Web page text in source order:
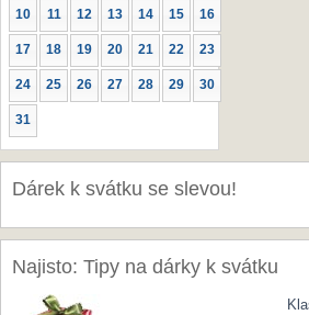
10 11 12 13 14 15 16
17 18 19 20 21 22 23
24 25 26 27 28 29 30
31
Dárek k svátku se slevou!
Najisto: Tipy na dárky k svátku